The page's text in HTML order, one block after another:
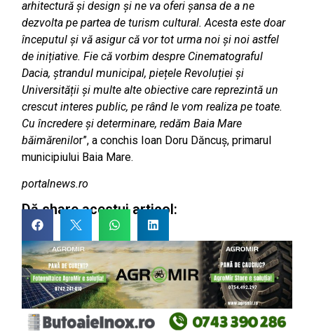
arhitectură și design și ne va oferi șansa de a ne
dezvolta pe partea de turism cultural. Acesta este doar
începutul și vă asigur că vor tot urma noi și noi astfel
de inițiative. Fie că vorbim despre Cinematograful
Dacia, ștrandul municipal, piețele Revoluției și
Universității și multe alte obiective care reprezintă un
crescut interes public, pe rând le vom realiza pe toate.
Cu încredere și determinare, redăm Baia Mare
băimărenilor”, a conchis Ioan Doru Dăncuș, primarul
municipiului Baia Mare.
portalnews.ro
Dă share acestui articol: